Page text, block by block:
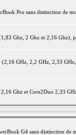
Pro sans distinction de
Ghz, 2 Ghz et 2,16 Ghz),
GHz, 2,2 GHz, 2,33
Ghz et Core2Duo 2,33
G4 sans distinction de